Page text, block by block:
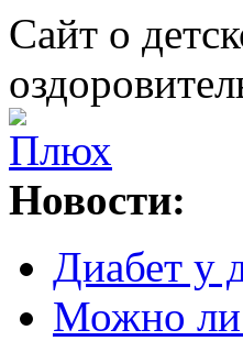
Сайт о
Новости:
Диабет у
Можно ли